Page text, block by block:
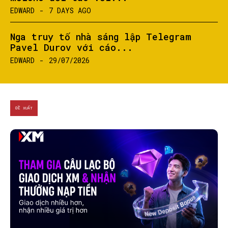
SEARCH...
EDWARD - 7 DAYS AGO
Nga truy tố nhà sáng lập Telegram
Pavel Durov với cáo...
EDWARD - 29/07/2026
ĐỀ XUẤT